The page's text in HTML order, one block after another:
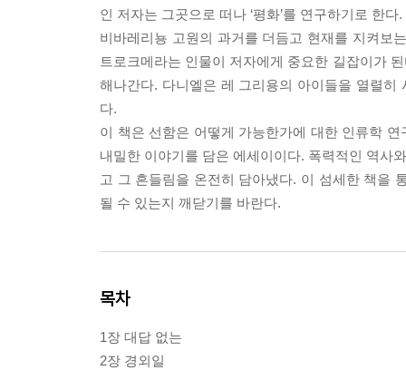
인 저자는 그곳으로 떠나 ‘평화’를 연구하기로 한다.
비바레리뇽 고원의 과거를 더듬고 현재를 지켜보
트로크메라는 인물이 저자에게 중요한 길잡이가
해나간다. 다니엘은 레 그리용의 아이들을 열렬
다.
이 책은 선함은 어떻게 가능한가에 대한 인류학
내밀한 이야기를 담은 에세이이다. 폭력적인 역사
고 그 흔들림을 온전히 담아냈다. 이 섬세한 책을
될 수 있는지 깨닫기를 바란다.
목차
1장 대답 없는
2장 경외일